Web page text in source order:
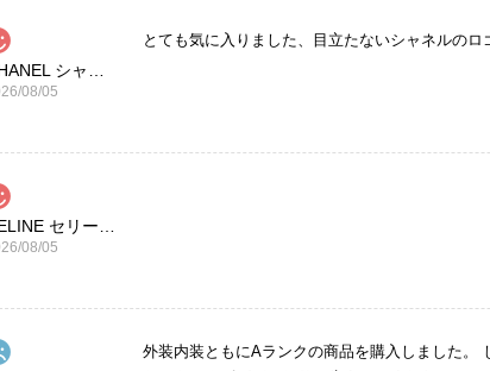
08/05
とても気に入りました、目立たないシャネルのロ
08/05
外装内装ともにAランクの商品を購入しました。